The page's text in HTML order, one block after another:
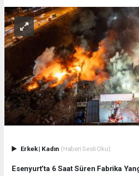
Erkek| Kadın (Haberi Sesli Oku)
Esenyurt’ta 6 Saat Süren Fabrika